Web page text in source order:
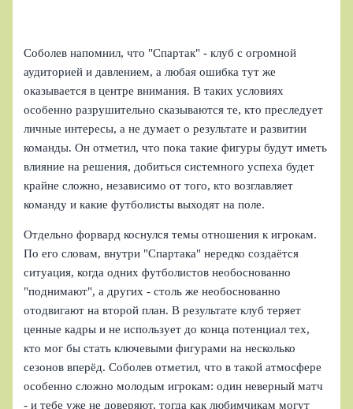
Соболев напомнил, что "Спартак" - клуб с огромной
аудиторией и давлением, а любая ошибка тут же
оказывается в центре внимания. В таких условиях
особенно разрушительно сказываются те, кто преследует
личные интересы, а не думает о результате и развитии
команды. Он отметил, что пока такие фигуры будут иметь
влияние на решения, добиться системного успеха будет
крайне сложно, независимо от того, кто возглавляет
команду и какие футболисты выходят на поле.
Отдельно форвард коснулся темы отношения к игрокам.
По его словам, внутри "Спартака" нередко создаётся
ситуация, когда одних футболистов необоснованно
"поднимают", а других - столь же необоснованно
отодвигают на второй план. В результате клуб теряет
ценные кадры и не использует до конца потенциал тех,
кто мог бы стать ключевыми фигурами на несколько
сезонов вперёд. Соболев отметил, что в такой атмосфере
особенно сложно молодым игрокам: один неверный матч
- и тебе уже не доверяют, тогда как любимчикам могут